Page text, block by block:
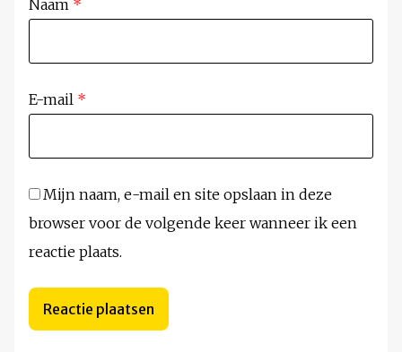
Naam *
E-mail *
Mijn naam, e-mail en site opslaan in deze
browser voor de volgende keer wanneer ik een
reactie plaats.